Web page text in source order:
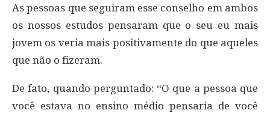
As pessoas que seguiram esse conselho em ambos
os nossos estudos pensaram que o seu eu mais
jovem os veria mais positivamente do que aqueles
que não o fizeram.
De fato, quando perguntado: “O que a pessoa que
você estava no ensino médio pensaria de você